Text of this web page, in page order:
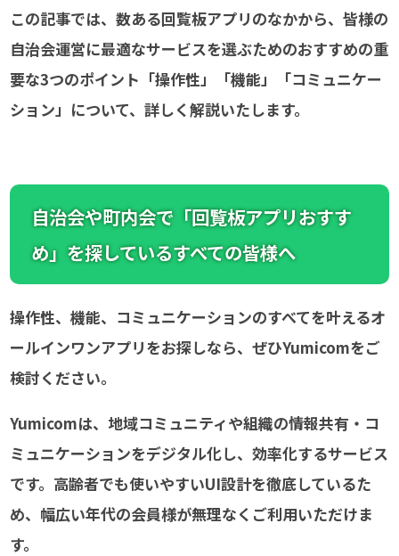
この記事では、数ある回覧板アプリのなかから、皆様の
自治会運営に最適なサービスを選ぶためのおすすめの重
要な3つのポイント「操作性」「機能」「コミュニケー
ション」について、詳しく解説いたします。
自治会や町内会で「回覧板アプリおすす
め」を探しているすべての皆様へ
操作性、機能、コミュニケーションのすべてを叶えるオ
ールインワンアプリをお探しなら、ぜひYumicomをご
検討ください。
Yumicomは、地域コミュニティや組織の情報共有・コ
ミュニケーションをデジタル化し、効率化するサービス
です。高齢者でも使いやすいUI設計を徹底しているた
め、幅広い年代の会員様が無理なくご利用いただけま
す。